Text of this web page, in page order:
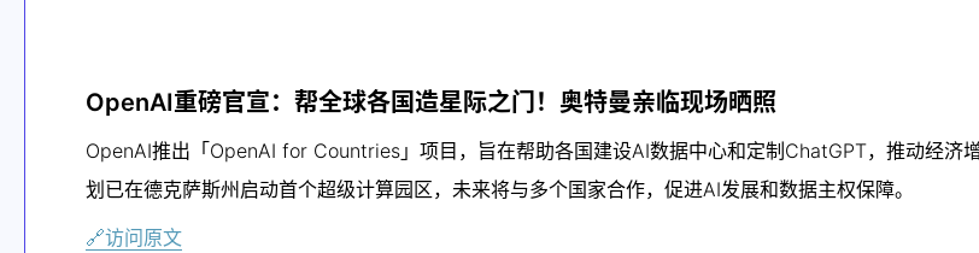
OpenAI重磅官宣：帮全球各国造星际之门！奥特曼亲临现场晒照
OpenAI推出「OpenAI for Countries」项目，旨在帮助各国建设AI数据中心和定制ChatGPT，推动经济
划已在德克萨斯州启动首个超级计算园区，未来将与多个国家合作，促进AI发展和数据主权保障。
🔗访问原文